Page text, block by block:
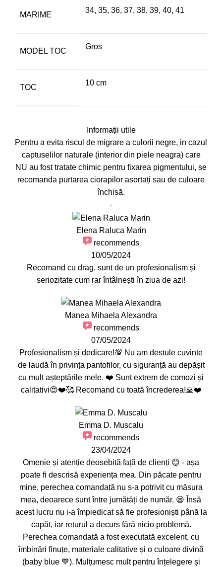
MARIME
34, 35, 36, 37, 38, 39, 40, 41
MODEL TOC
Gros
TOC
10 cm
Informații utile
Pentru a evita riscul de migrare a culorii negre, in cazul
captuselilor naturale (interior din piele neagra) care
NU au fost tratate chimic pentru fixarea pigmentului, se
recomanda purtarea ciorapilor asortați sau de culoare
închisă.
-
Elena Raluca Marin
recommends
10/05/2024
Recomand cu drag, sunt de un profesionalism și
seriozitate cum rar întâlnești în ziua de azi!
Manea Mihaela Alexandra
recommends
07/05/2024
Profesionalism și dedicare!💯 Nu am destule cuvinte
de laudă în privința pantofilor, cu siguranță au depășit
cu mult așteptările mele. ❤️ Sunt extrem de comozi și
calitativi😍❤️🥰 Recomand cu toată încrederea!🙏❤️
Emma D. Muscalu
recommends
23/04/2024
Omenie și atenție deosebită față de clienți 😊 - așa
poate fi descrisă experiența mea. Din păcate pentru
mine, perechea comandată nu s-a potrivit cu măsura
mea, deoarece sunt între jumătăți de număr. 😪 Însă
acest lucru nu i-a împiedicat să fie profesioniști până la
capăt, iar returul a decurs fără nicio problemă.
Perechea comandată a fost executată excelent, cu
îmbinări finuțe, materiale calitative și o culoare divină
(baby blue 💙). Mulțumesc mult pentru înțelegere și